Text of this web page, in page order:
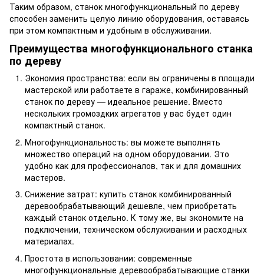
Таким образом, станок многофункциональный по дереву
способен заменить целую линию оборудования, оставаясь
при этом компактным и удобным в обслуживании.
Преимущества многофункционального станка
по дереву
Экономия пространства: если вы ограничены в площади
мастерской или работаете в гараже, комбинированный
станок по дереву — идеальное решение. Вместо
нескольких громоздких агрегатов у вас будет один
компактный станок.
Многофункциональность: вы можете выполнять
множество операций на одном оборудовании. Это
удобно как для профессионалов, так и для домашних
мастеров.
Снижение затрат: купить станок комбинированный
деревообрабатывающий дешевле, чем приобретать
каждый станок отдельно. К тому же, вы экономите на
подключении, техническом обслуживании и расходных
материалах.
Простота в использовании: современные
многофункциональные деревообрабатывающие станки